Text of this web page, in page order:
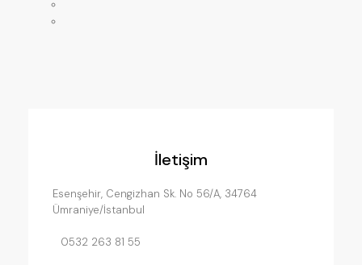
İletişim
Esenşehir, Cengizhan Sk. No 56/A, 34764
Ümraniye/İstanbul
0532 263 81 55